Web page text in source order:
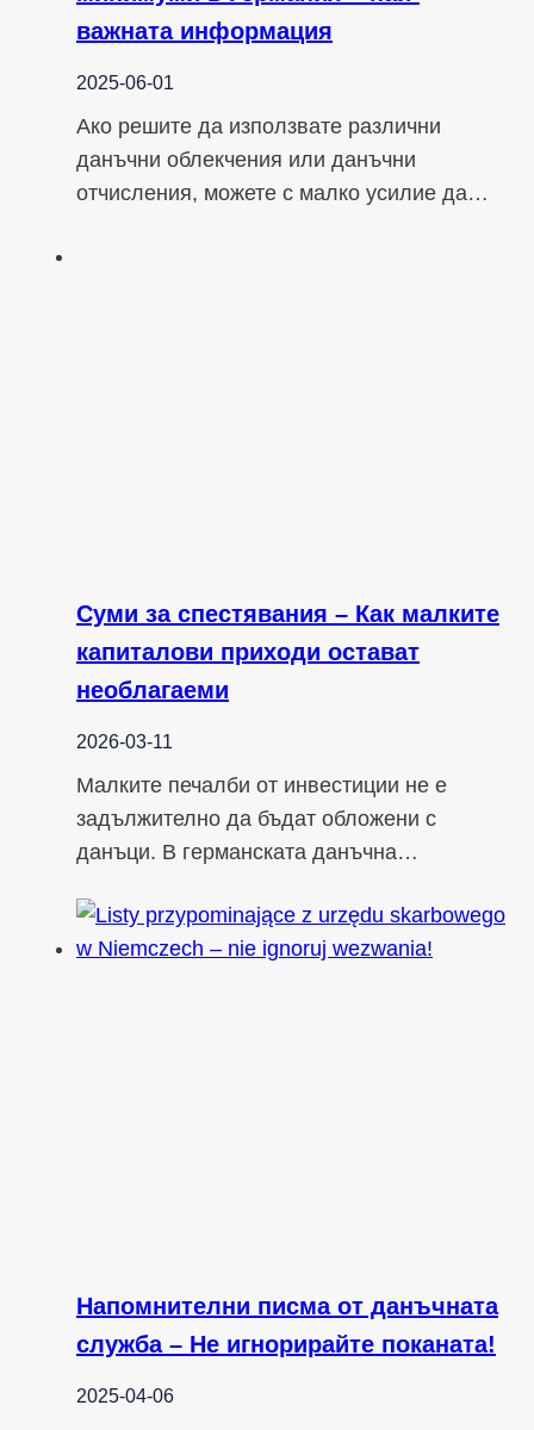
важната информация
2025-06-01
Ако решите да използвате различни
данъчни облекчения или данъчни
отчисления, можете с малко усилие да…
Суми за спестявания – Как малките
капиталови приходи остават
необлагаеми
2026-03-11
Малките печалби от инвестиции не е
задължително да бъдат обложени с
данъци. В германската данъчна…
Напомнителни писма от данъчната
служба – Не игнорирайте поканата!
2025-04-06